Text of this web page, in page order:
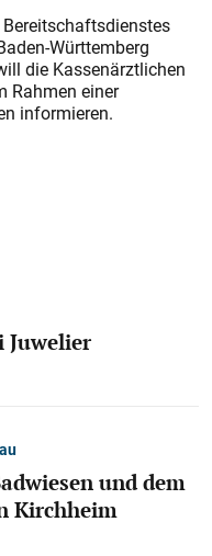
Württemberg
die Kassenärztlichen
Rahmen einer
informieren.
Juwelier
und dem
Kirchheim